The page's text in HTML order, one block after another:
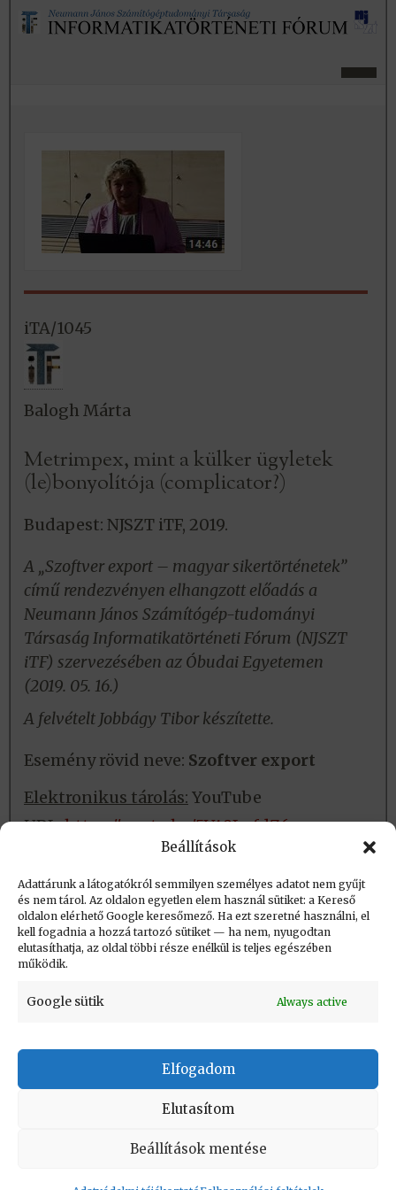
Beállítások
Adattárunk a látogatókról semmilyen személyes adatot nem gyűjt
és nem tárol. Az oldalon egyetlen elem használ sütiket: a Kereső
oldalon elérhető Google keresőmező. Ha ezt szeretné használni, el
kell fogadnia a hozzá tartozó sütiket — ha nem, nyugodtan
elutasíthatja, az oldal többi része enélkül is teljes egészében
működik.
Google sütik Always active
Elfogadom
Elutasítom
Beállítások mentése
iTA/1045
Balogh Márta
Metrimpex, mint a külker ügyletek
(le)bonyolítója (complicator?)
Budapest: NJSZT iTF, 2019.
A „Szoftver export – magyar sikertörténetek”
című rendezvényen elhangzott előadás a
Neumann János Számítógép-tudományi
Társaság Informatikatörténeti Fórum (NJSZT
iTF) szervezésében az Óbudai Egyetemen
(2019. 05. 16.)
A felvételt Jobbágy Tibor készítette.
Esemény rövid neve: Szoftver export
Elektronikus tárolás: YouTube
URL:https://youtu.be/5V49LpfdZ6w
Létrehozva: 2019.06.04. 12:54
Utolsó módosítás: 2023.09.01. 20:44
Impresszum
Adatvédelmi tájékoztató
Vissza a lap tetejére